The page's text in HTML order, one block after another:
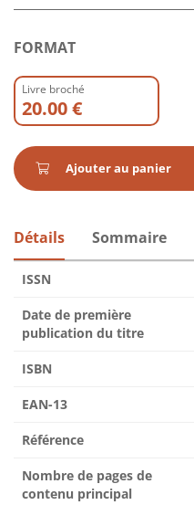
FORMAT
Livre broché
20.00 €
Ajouter au panier
Détails Sommaire
ISSN
Date de première
publication du titre
ISBN
EAN-13
Référence
Nombre de pages de
contenu principal